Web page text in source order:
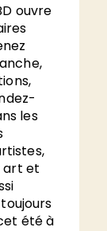
ouvre
les
art et
été à